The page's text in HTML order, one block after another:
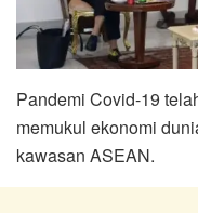
Pandemi Covid-19
memukul ekonomi
kawasan ASEAN.